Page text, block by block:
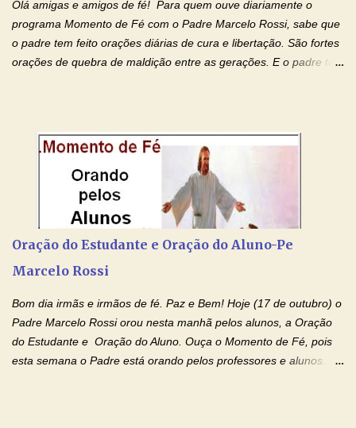
Olá amigas e amigos de fé! Para quem ouve diariamente o
programa Momento de Fé com o Padre Marcelo Rossi, sabe que
o padre tem feito orações diárias de cura e libertação. São fortes
orações de quebra de maldição entre as gerações. E o padre tem
por estas valiosas orações. Tenham um lindo fim de semana na
paz de Jesus Cristo e no amor de Maria Santíssima. Adriana-
Devoção e Fé Clique para acessar: Facebook Padre Marcelo
Rossi Site Padre Marcelo Rossi (para ouvir o Momento de Fé)
Tocai, Cura! E Restaura! "Jesus, no poder de Seu Nome, peço
agora que as águas do meu batismo fluam para trás através das
gerações, através de todas as raízes da minha árvore
genealógica. Que o Sangue de Jesus, purificador e vivificante,
Oração do Estudante e Oração do Aluno-Pe
Marcelo Rossi
Bom dia irmãs e irmãos de fé. Paz e Bem! Hoje (17 de outubro) o
Padre Marcelo Rossi orou nesta manhã pelos alunos, a Oração
do Estudante e Oração do Aluno. Ouça o Momento de Fé, pois
esta semana o Padre está orando pelos professores e alunos.